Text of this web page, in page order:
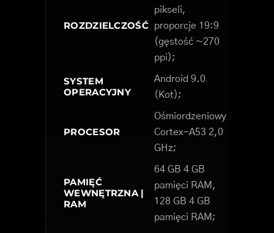
ROZDZIELCZOŚĆ
pikseli,
proporcje 19:9
(gęstość ~270
ppi);
SYSTEM
OPERACYJNY
Android 9.0
(Kot);
PROCESOR
Ośmiordzeniowy
Cortex-A53 2,0
GHz;
PAMIĘĆ
WEWNĘTRZNA |
RAM
64 GB 4 GB
pamięci RAM,
128 GB 4 GB
pamięci RAM;